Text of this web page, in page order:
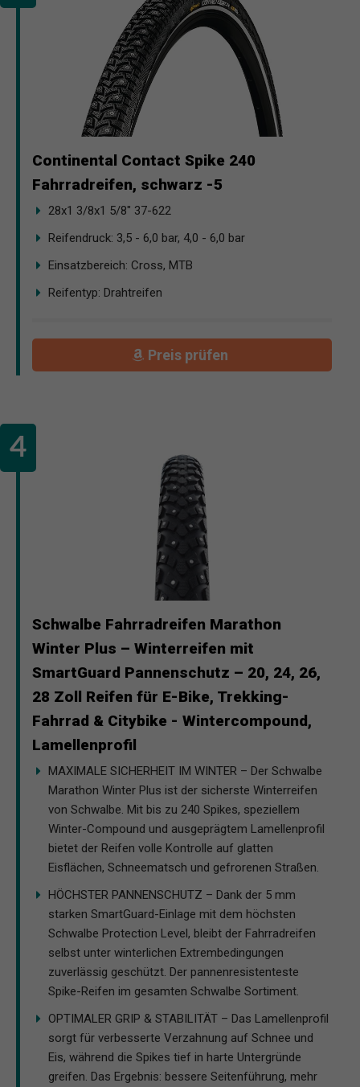
Continental Contact Spike 240
Fahrradreifen, schwarz -5
28x1 3/8x1 5/8" 37-622
Reifendruck: 3,5 - 6,0 bar, 4,0 - 6,0 bar
Einsatzbereich: Cross, MTB
Reifentyp: Drahtreifen
Preis prüfen
Schwalbe Fahrradreifen Marathon
Winter Plus – Winterreifen mit
SmartGuard Pannenschutz – 20, 24, 26,
28 Zoll Reifen für E-Bike, Trekking-
Fahrrad & Citybike - Wintercompound,
Lamellenprofil
MAXIMALE SICHERHEIT IM WINTER – Der Schwalbe
Marathon Winter Plus ist der sicherste Winterreifen
von Schwalbe. Mit bis zu 240 Spikes, speziellem
Winter-Compound und ausgeprägtem Lamellenprofil
bietet der Reifen volle Kontrolle auf glatten
Eisflächen, Schneematsch und gefrorenen Straßen.
HÖCHSTER PANNENSCHUTZ – Dank der 5 mm
starken SmartGuard-Einlage mit dem höchsten
Schwalbe Protection Level, bleibt der Fahrradreifen
selbst unter winterlichen Extrembedingungen
zuverlässig geschützt. Der pannenresistenteste
Spike-Reifen im gesamten Schwalbe Sortiment.
OPTIMALER GRIP & STABILITÄT – Das Lamellenprofil
sorgt für verbesserte Verzahnung auf Schnee und
Eis, während die Spikes tief in harte Untergründe
greifen. Das Ergebnis: bessere Seitenführung, mehr